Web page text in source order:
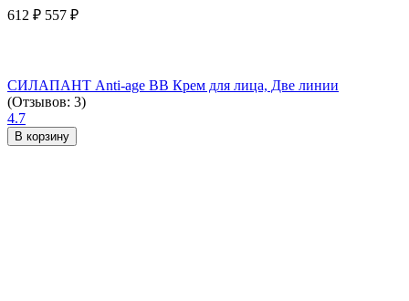
612 ₽ 557 ₽
СИЛАПАНТ Anti-age ВВ Крем для лица, Две линии
(Отзывов: 3)
4.7
В корзину